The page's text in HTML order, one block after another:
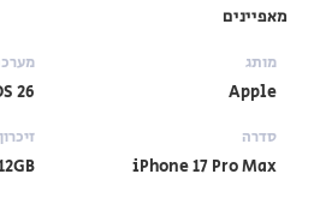
מאפיינים
מותג
Apple
26
סדרה
iPhone 17 Pro Max
זיכרון RAM